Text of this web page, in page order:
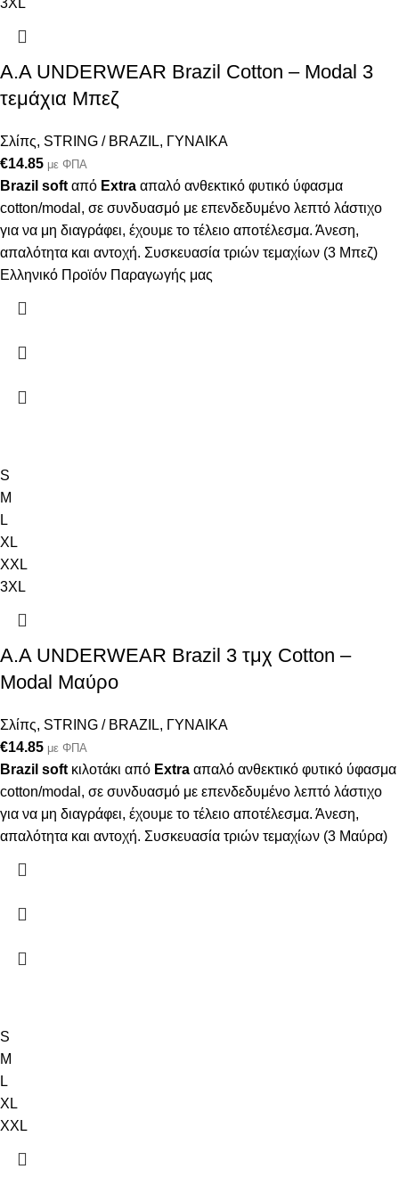
A.A UNDERWEAR Brazil Cotton – Modal 3
τεμάχια Μπεζ
Σλίπς, STRING / BRAZIL, ΓΥΝΑΙΚΑ
€14.85 με ΦΠΑ
Brazil soft από Extra απαλό ανθεκτικό φυτικό ύφασμα
cotton/modal, σε συνδυασμό με επενδεδυμένο λεπτό λάστιχο
για να μη διαγράφει, έχουμε το τέλειο αποτέλεσμα. Άνεση,
απαλότητα και αντοχή. Συσκευασία τριών τεμαχίων (3 Μπεζ)
Ελληνικό Προϊόν Παραγωγής μας
S
M
L
XL
XXL
3XL
Α.A UNDERWEAR Brazil 3 τμχ Cotton –
Modal Μαύρο
Σλίπς, STRING / BRAZIL, ΓΥΝΑΙΚΑ
€14.85 με ΦΠΑ
Brazil soft κιλοτάκι από Extra απαλό ανθεκτικό φυτικό ύφασμα
cotton/modal, σε συνδυασμό με επενδεδυμένο λεπτό λάστιχο
για να μη διαγράφει, έχουμε το τέλειο αποτέλεσμα. Άνεση,
απαλότητα και αντοχή. Συσκευασία τριών τεμαχίων (3 Μαύρα)
S
M
L
XL
XXL